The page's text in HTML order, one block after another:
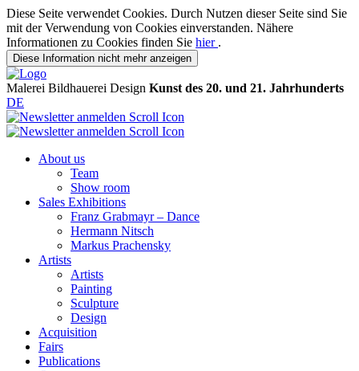
Diese Seite verwendet Cookies. Durch Nutzen dieser Seite sind Sie
mit der Verwendung von Cookies einverstanden. Nähere
Informationen zu Cookies finden Sie hier .
Diese Information nicht mehr anzeigen
Malerei Bildhauerei Design Kunst des 20. und 21. Jahrhunderts
DE
About us
Team
Show room
Sales Exhibitions
Franz Grabmayr – Dance
Hermann Nitsch
Markus Prachensky
Artists
Artists
Painting
Sculpture
Design
Acquisition
Fairs
Publications